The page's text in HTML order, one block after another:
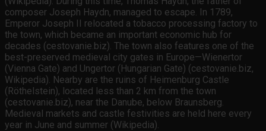
composer Joseph Haydn, managed to escape. In 1789,
Emperor Joseph II relocated a tobacco processing factory to
the town, which became an important economic hub for
decades (cestovanie.biz). The town also features one of the
best-preserved medieval city gates in Europe—Wienertor
(Vienna Gate) and Ungertor (Hungarian Gate) (cestovanie.biz,
Wikipedia). Nearby are the ruins of Heimenburg Castle
(Röthelstein), located less than 2 km from the town
(cestovanie.biz), near the Danube, below Braunsberg.
Medieval markets and castle festivities are held here every
year in June and summer (Wikipedia).